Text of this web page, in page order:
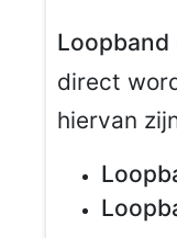
direct
hiervan